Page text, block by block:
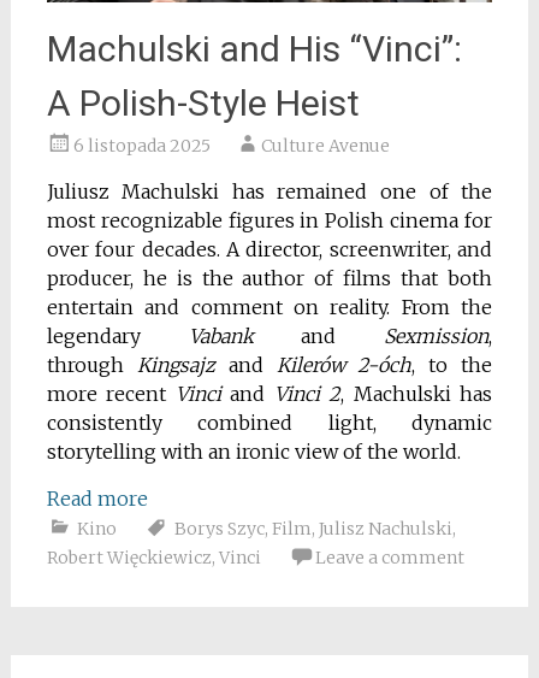
Machulski and His “Vinci”:
A Polish-Style Heist
6 listopada 2025 Culture Avenue
Juliusz Machulski has remained one of the
most recognizable figures in Polish cinema for
over four decades. A director, screenwriter, and
producer, he is the author of films that both
entertain and comment on reality. From the
legendary
Vabankand Sexmission,
through
Kingsajzand Kilerów 2-óch, to the
more recent Vinciand Vinci 2, Machulski has
consistently combined light, dynamic
storytelling with an ironic view of the world.
Read more
Kino Borys Szyc, Film, Julisz Nachulski,
Robert Więckiewicz, Vinci Leave a comment